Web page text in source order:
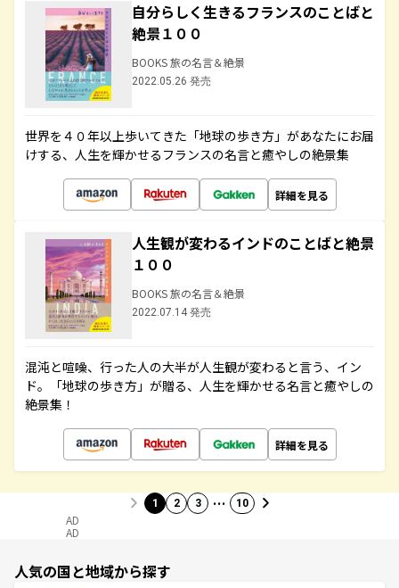
自分らしく生きるフランスのことばと
絶景１００
BOOKS 旅の名言＆絶景
2022.05.26 発売
世界を４０年以上歩いてきた「地球の歩き方」があなたにお届
けする、人生を輝かせるフランスの名言と癒やしの絶景集
詳細を見る
人生観が変わるインドのことばと絶景
１００
BOOKS 旅の名言＆絶景
2022.07.14 発売
混沌と喧噪、行った人の大半が人生観が変わると言う、イン
ド。「地球の歩き方」が贈る、人生を輝かせる名言と癒やしの
絶景集！
詳細を見る
1 2 3 … 10
AD
AD
人気の国と地域から探す